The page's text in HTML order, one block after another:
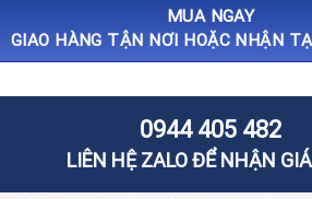
MUA NGAY
GIAO HÀNG TẬN NƠI HOẶC NHẬN
0944 405 482
LIÊN HỆ ZALO ĐỂ NHẬN